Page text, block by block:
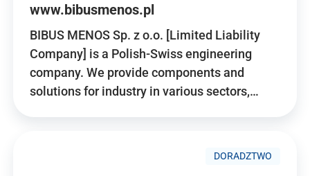
www.bibusmenos.pl
BIBUS MENOS Sp. z o.o. [Limited Liability
Company] is a Polish-Swiss engineering
company. We provide components and
solutions for industry in various sectors,…
DORADZTWO